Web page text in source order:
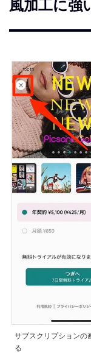
風加工に強
サブスクリプションの
る